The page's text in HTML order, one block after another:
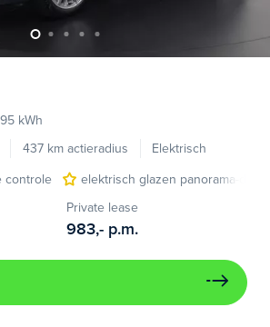
kWh
437 km actieradius
Elektrisch
controle
elektrisch glazen panorama-dak
Private lease
983,- p.m.